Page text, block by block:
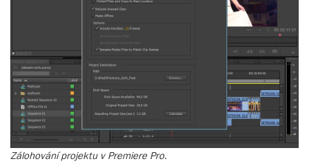
Zálohování projektu v Premiere Pro.